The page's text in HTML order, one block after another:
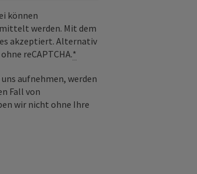
können
werden. Mit dem
akzeptiert. Alternativ
reCAPTCHA.*
aufnehmen, werden
Fall von
wir nicht ohne Ihre